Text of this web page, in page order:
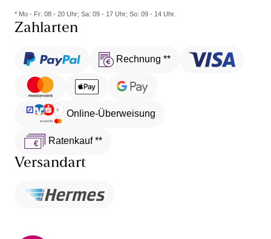
* Mo - Fr: 08 - 20 Uhr; Sa: 09 - 17 Uhr; So: 09 - 14 Uhr.
Zahlarten
Rechnung **
Online-Überweisung
Ratenkauf **
Versandart